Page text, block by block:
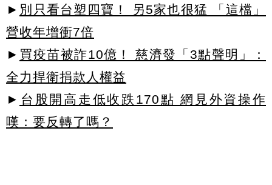
► 別只看台塑四寶！ 另5家也很猛 「這檔」
營收年增衝7倍
► 買疫苗被詐10億！ 慈濟發「3點聲明」：
全力捍衛捐款人權益
► 台股開高走低收跌170點 網見外資操作
嘆：要反轉了嗎？